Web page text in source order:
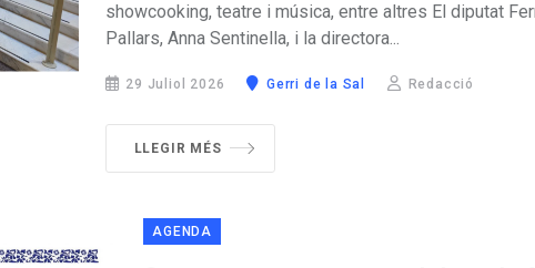
showcooking, teatre i música, entre altres El diputat
Pallars, Anna Sentinella, i la directora...
29 Juliol 2026 Gerri de la Sal Redacció
LLEGIR MÉS
AGENDA